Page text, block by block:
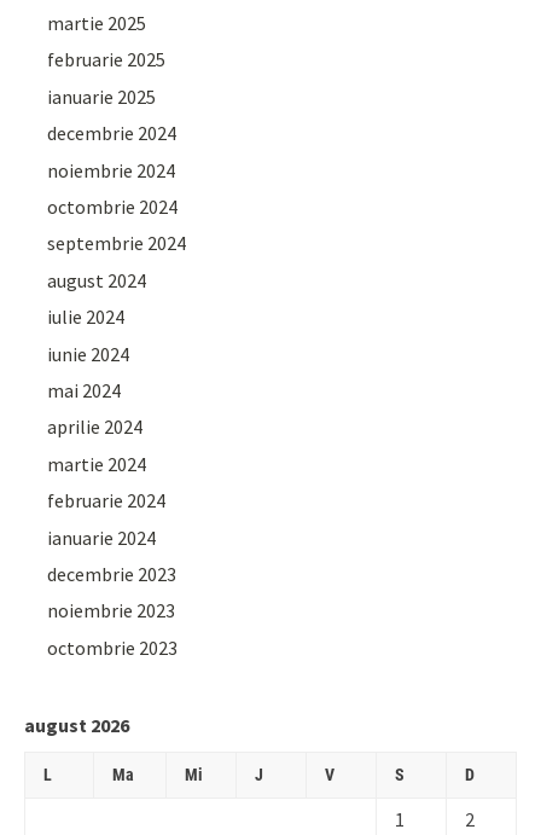
martie 2025
februarie 2025
ianuarie 2025
decembrie 2024
noiembrie 2024
octombrie 2024
septembrie 2024
august 2024
iulie 2024
iunie 2024
mai 2024
aprilie 2024
martie 2024
februarie 2024
ianuarie 2024
decembrie 2023
noiembrie 2023
octombrie 2023
august 2026
L Ma Mi J V S D
1 2